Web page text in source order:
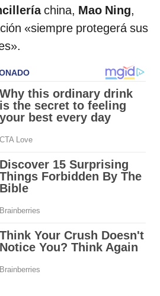
china, Mao Ning,
«siempre protegerá sus